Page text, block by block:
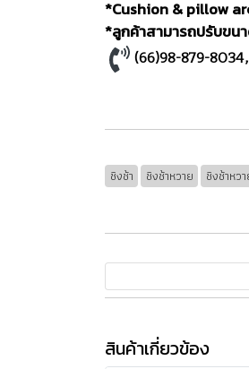
*Cushion & pillow
*ลูกค้าสามารถปรับขน
(66)98-879-8034,
ชิงช้า ชิงช้าหวาย ชิงช้าหว
สินค้าเกี่ยวข้อง